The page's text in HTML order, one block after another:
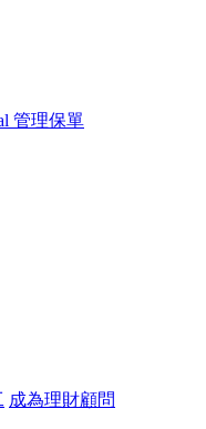
管理保單
成為理財顧問